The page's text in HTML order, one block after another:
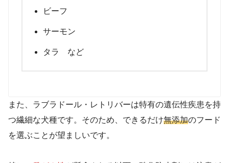
ビーフ
サーモン
タラ など
また、ラブラドール・レトリバーは特有の遺伝性疾患を持
つ繊細な犬種です。そのため、できるだけ無添加のフード
を選ぶことが望ましいです。